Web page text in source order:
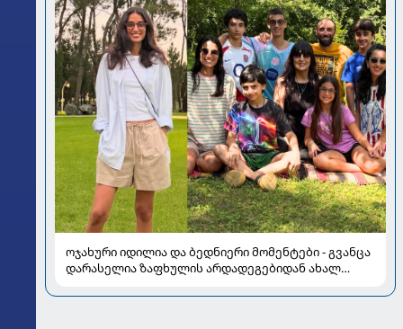
ოჯახური იდილია და ბედნიერი მომენტები - გვანცა
დარასელია ზაფხულის არდადეგებიდან ახალ